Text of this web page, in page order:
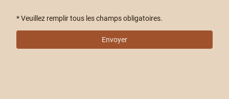
* Veuillez remplir tous les champs obligatoires.
Envoyer